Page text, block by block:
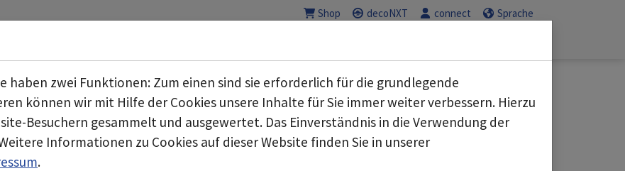
Shop decoNXT connect Sprache
Schutzausrüstungen, die speziell für die Schad- und Gefahrstoffsanierung konzipiert
die Sicherheit von Fachkräften in kontaminierten Umgebungen zu gewährleisten. Die
haben zwei Funktionen: Zum einen sind sie erforderlich für die grundlegende
können wir mit Hilfe der Cookies unsere Inhalte für Sie immer weiter verbessern. Hierzu
Besuchern gesammelt und ausgewertet. Das Einverständnis in die Verwendung der
Informationen zu Cookies auf dieser Website finden Sie in unserer
.